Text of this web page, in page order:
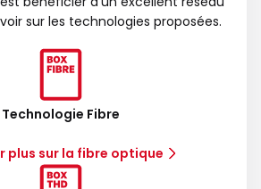
sur les technologies proposées.
Technologie Fibre
plus sur la fibre optique